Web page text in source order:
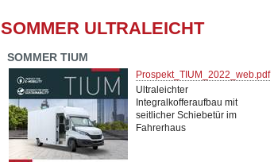
SOMMER ULTRALEICHT
SOMMER TIUM
Prospekt_TIUM_2022_web.pdf
Ultraleichter
Integralkofferaufbau mit
seitlicher Schiebetür im
Fahrerhaus